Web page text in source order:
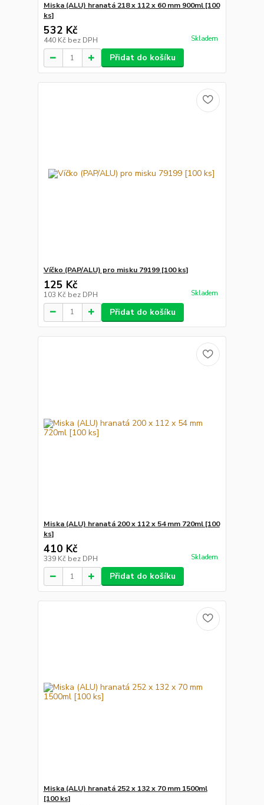
Miska (ALU) hranatá 218 x 112 x 60 mm 900ml [100
ks]
532 Kč
440 Kč bez DPH Skladem
Přidat do košíku
Víčko (PAP/ALU) pro misku 79199 [100 ks]
125 Kč
103 Kč bez DPH Skladem
Přidat do košíku
Miska (ALU) hranatá 200 x 112 x 54 mm 720ml [100
ks]
410 Kč
339 Kč bez DPH Skladem
Přidat do košíku
Miska (ALU) hranatá 252 x 132 x 70 mm 1500ml
[100 ks]